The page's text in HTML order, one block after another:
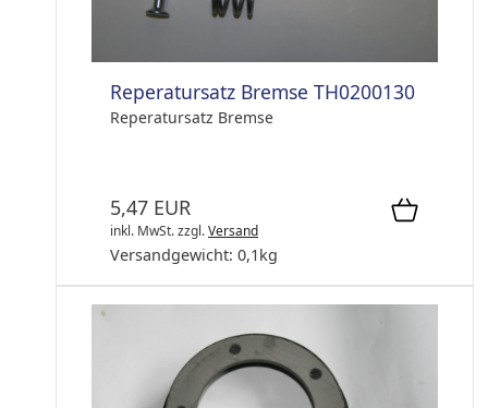
Reperatursatz Bremse TH0200130
Reperatursatz Bremse
5,47 EUR
inkl. MwSt.zzgl.Versand
Versandgewicht: 0,1 kg